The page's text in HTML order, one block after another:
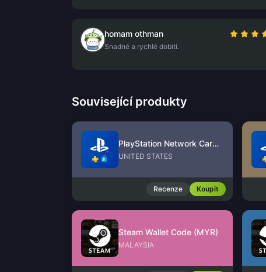
homam othman
Snadné a rychlé dobití.
Související produkty
PlayStation Network Card (US)
UNITED STATES
Recenze Koupit
Steam Wallet Code (MYR)
MALAYSIA